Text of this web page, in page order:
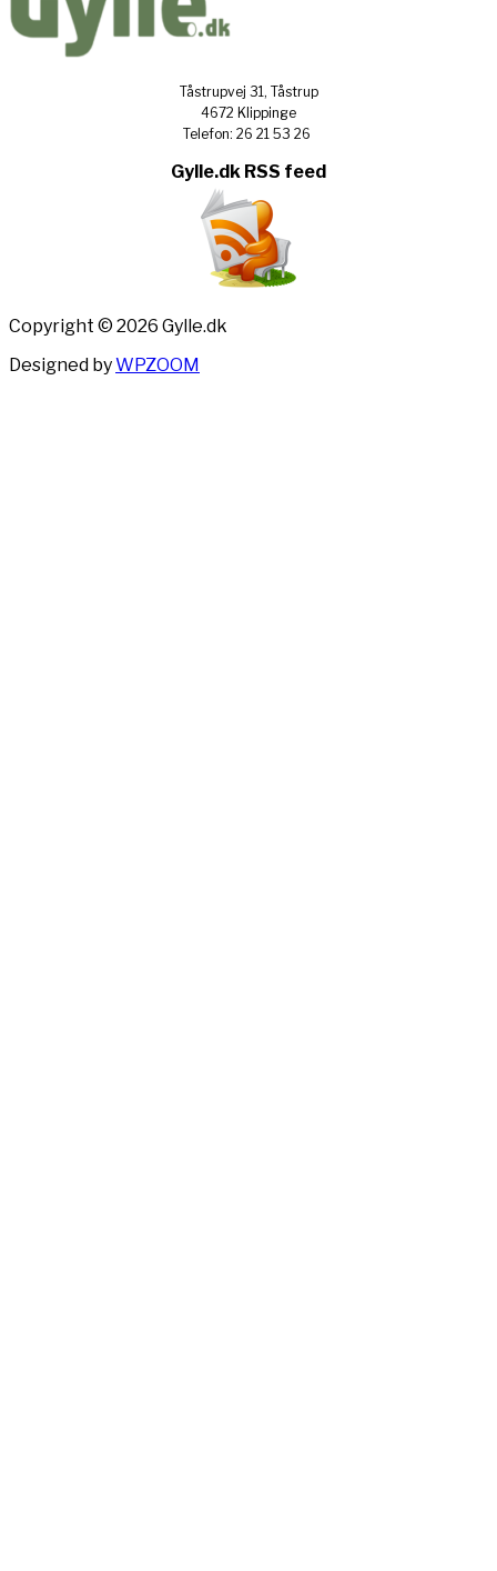
Tåstrupvej 31, Tåstrup
4672 Klippinge
Telefon: 26 21 53 26
Gylle.dk RSS feed
Copyright © 2026 Gylle.dk
Designed byWPZOOM